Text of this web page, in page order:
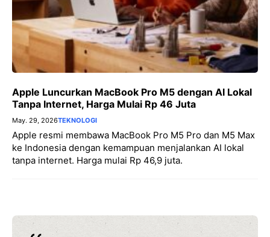
Apple Luncurkan MacBook Pro M5 dengan AI Lokal
Tanpa Internet, Harga Mulai Rp 46 Juta
May. 29, 2026TEKNOLOGI
Apple resmi membawa MacBook Pro M5 Pro dan M5 Max
ke Indonesia dengan kemampuan menjalankan AI lokal
tanpa internet. Harga mulai Rp 46,9 juta.